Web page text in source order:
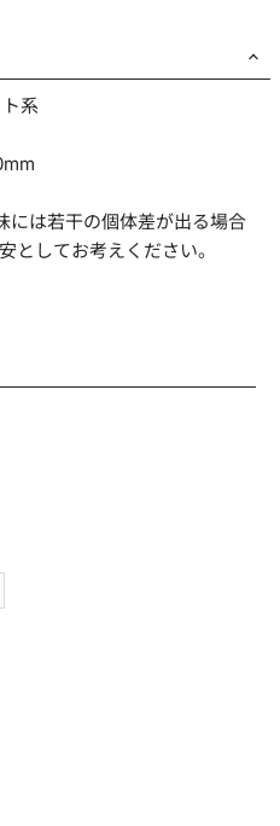
PNG・GIF・SVG】、【サイズ
系
には若干の個体差が出る場合
としてお考えください。